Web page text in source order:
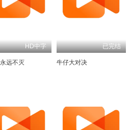
HD中字
远不灭
已完结
牛仔大对决